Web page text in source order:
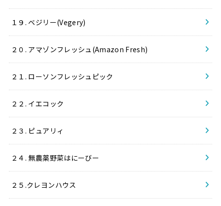
１９. ベジリー(Vegery)
２０. アマゾンフレッシュ(Amazon Fresh)
２１. ローソンフレッシュピック
２２. イエコック
２３. ピュアリィ
２４. 無農薬野菜はにーびー
２５.クレヨンハウス